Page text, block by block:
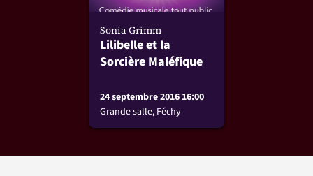
Sonia Grimm
Lilibelle et la
Sorcière Maléfique
24 septembre 2016 16:00
Grande salle, Féchy